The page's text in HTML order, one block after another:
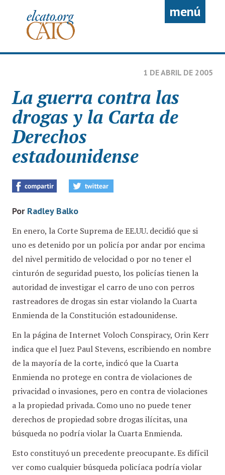
menú
1 DE ABRIL DE 2005
La guerra contra las
drogas y la Carta de
Derechos
estadounidense
Por Radley Balko
En enero, la Corte Suprema de EE.UU. decidió que si
uno es detenido por un policía por andar por encima
del nivel permitido de velocidad o por no tener el
cinturón de seguridad puesto, los policías tienen la
autoridad de investigar el carro de uno con perros
rastreadores de drogas sin estar violando la Cuarta
Enmienda de la Constitución estadounidense.
En la página de Internet Voloch Conspiracy, Orin Kerr
indica que el Juez Paul Stevens, escribiendo en nombre
de la mayoría de la corte, indicó que la Cuarta
Enmienda no protege en contra de violaciones de
privacidad o invasiones, pero en contra de violaciones
a la propiedad privada. Como uno no puede tener
derechos de propiedad sobre drogas ilícitas, una
búsqueda no podría violar la Cuarta Enmienda.
Esto constituyó un precedente preocupante. Es difícil
ver como cualquier búsqueda policíaca podría violar